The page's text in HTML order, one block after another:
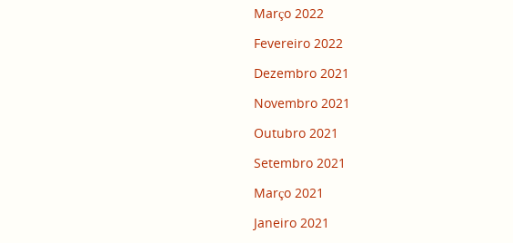
Março 2022
Fevereiro 2022
Dezembro 2021
Novembro 2021
Outubro 2021
Setembro 2021
Março 2021
Janeiro 2021